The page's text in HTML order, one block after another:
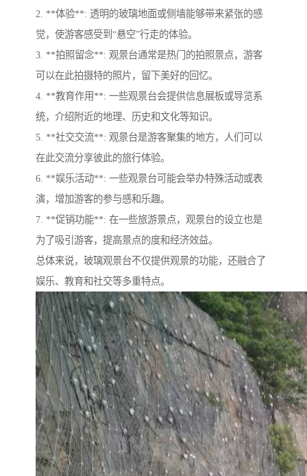
2. **体验**: 透明的玻璃地面或侧墙能够带来紧张的感
觉，使游客感受到“悬空”行走的体验。
3. **拍照留念**: 观景台通常是热门的拍照景点，游客
可以在此拍摄特的照片，留下美好的回忆。
4. **教育作用**: 一些观景台会提供信息展板或导览系
统，介绍附近的地理、历史和文化等知识。
5. **社交交流**: 观景台是游客聚集的地方，人们可以
在此交流分享彼此的旅行体验。
6. **娱乐活动**: 一些观景台可能会举办特殊活动或表
演，增加游客的参与感和乐趣。
7. **促销功能**: 在一些旅游景点，观景台的设立也是
为了吸引游客，提高景点的度和经济效益。
总体来说，玻璃观景台不仅提供观景的功能，还融合了
娱乐、教育和社交等多重特点。